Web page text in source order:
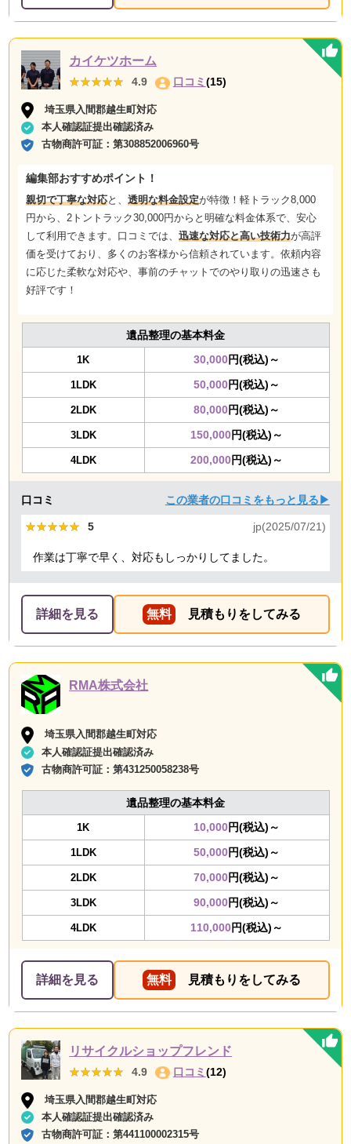
カイケツホーム
★★★★★
★★★★★ 4.9 口コミ(15)
埼玉県入間郡越生町対応
本人確認証提出確認済み
古物商許可証：第308852006960号
編集部おすすめポイント！
親切で丁寧な対応と、 透明な料金設定が特徴！軽トラック8,000
円から、2トントラック30,000円からと明確な料金体系で、安心
して利用できます。口コミでは、 迅速な対応と高い技術力が高評
価を受けており、多くのお客様から信頼されています。依頼内容
に応じた柔軟な対応や、事前のチャットでのやり取りの迅速さも
好評です！
遺品整理の基本料金
1K 30,000円(税込)～
1LDK 50,000円(税込)～
2LDK 80,000円(税込)～
3LDK 150,000円(税込)～
4LDK 200,000円(税込)～
口コミ この業者の口コミをもっと見る▶
★★★★★
★★★★★ 5 jp(2025/07/21)
作業は丁寧で早く、対応もしっかりしてました。
詳細を見る 無料 見積もりをしてみる
RMA株式会社
埼玉県入間郡越生町対応
本人確認証提出確認済み
古物商許可証：第431250058238号
遺品整理の基本料金
1K 10,000円(税込)～
1LDK 50,000円(税込)～
2LDK 70,000円(税込)～
3LDK 90,000円(税込)～
4LDK 110,000円(税込)～
詳細を見る 無料 見積もりをしてみる
リサイクルショップフレンド
★★★★★
★★★★★ 4.9 口コミ (12)
埼玉県入間郡越生町対応
本人確認証提出確認済み
古物商許可証：第441100002315号